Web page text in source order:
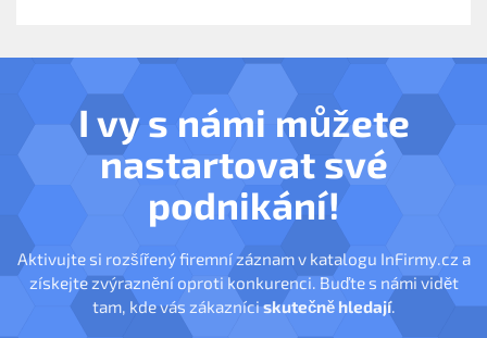
I vy s námi můžete
nastartovat své
podnikání!
Aktivujte si rozšířený firemní záznam v katalogu InFirmy.cz a
získejte zvýraznění oproti konkurenci. Buďte s námi vidět
tam, kde vás zákazníciskutečně hledají.